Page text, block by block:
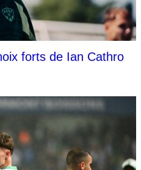
forts de Ian Cathro